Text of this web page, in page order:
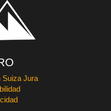
Suiza Jura